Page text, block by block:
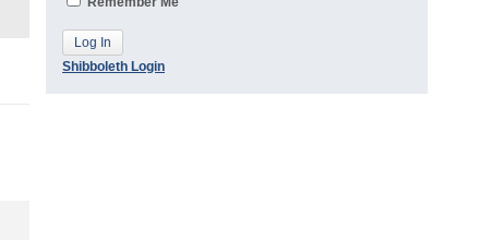
Shibboleth Login